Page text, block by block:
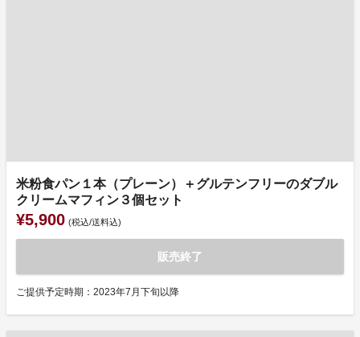
米粉食パン１本（プレーン）＋グルテンフリーのダブル
クリームマフィン３個セット
¥5,900 (税込/送料込)
販売終了
ご提供予定時期：2023年7月下旬以降